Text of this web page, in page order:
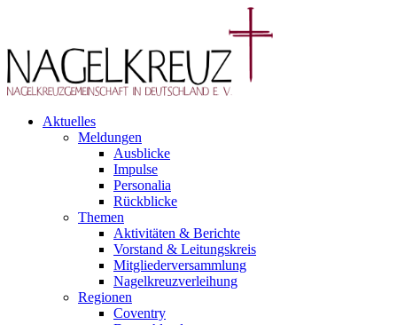
Aktuelles
Meldungen
Ausblicke
Impulse
Personalia
Rückblicke
Themen
Aktivitäten & Berichte
Vorstand & Leitungskreis
Mitgliederversammlung
Nagelkreuzverleihung
Regionen
Coventry